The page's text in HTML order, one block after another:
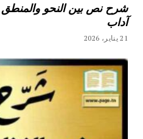
شرح نص بين النحو والمنطق –
آداب
21 يناير، 2026